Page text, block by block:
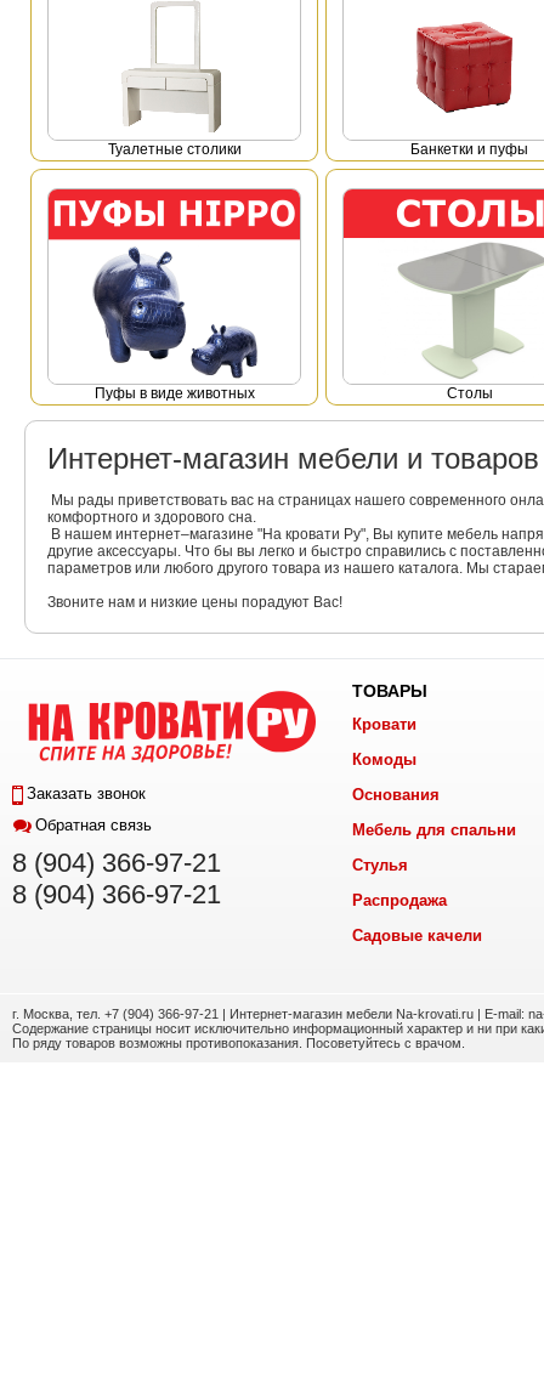
Туалетные столики Банкетки и пуфы
Пуфы в виде животных Столы
Интернет-магазин мебели и
Мы рады приветствовать вас на страницах нашего современного
комфортного и здорового сна.
В нашем интернет–магазине "На кровати Ру", Вы купите мебель
другие аксессуары. Что бы вы легко и быстро справились с
параметров или любого другого товара из нашего каталога. Мы
Звоните нам и низкие цены порадуют Вас!
Заказать звонок
Обратная связь
8 (904) 366-97-21
8 (904) 366-97-21
ТОВАРЫ
Кровати
Комоды
Основания
Мебель для спальни
Стулья
Распродажа
Садовые качели
г. Москва, тел. +7 (904) 366-97-21 | Интернет-магазин мебели Na-krovati.ru | E-mail:
Содержание страницы носит исключительно информационный характер и ни при
По ряду товаров возможны противопоказания. Посоветуйтесь с врачом.